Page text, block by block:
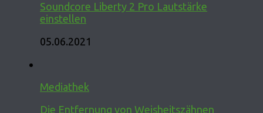
Soundcore Liberty 2 Pro Lautstärke
einstellen
05.06.2021
Mediathek
Die Entfernung von Weisheitszähnen